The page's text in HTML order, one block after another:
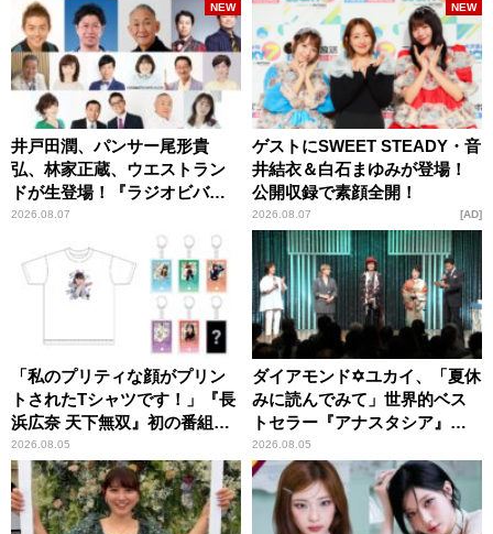
井戸田潤、パンサー尾形貴
弘、林家正蔵、ウエストラン
ドが生登場！『ラジオビバリ
ー昼ズ』
2026.08.07
NEW
ゲストにSWEET STEADY・音
井結衣＆白石まゆみが登場！
公開収録で素顔全開！
2026.08.07
NEW
AD
「私のプリティな顔がプリン
トされたTシャツです！」『長
浜広奈 天下無双』初の番組グ
ッズ発売
2026.08.05
ダイアモンド✡ユカイ、「夏休
みに読んでみて」世界的ベス
トセラー『アナスタシア』を
紹介
2026.08.05